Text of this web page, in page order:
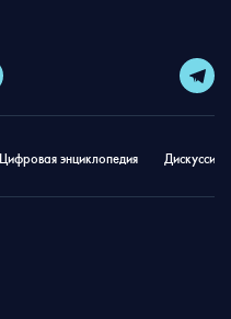
Цифровая энциклопедия